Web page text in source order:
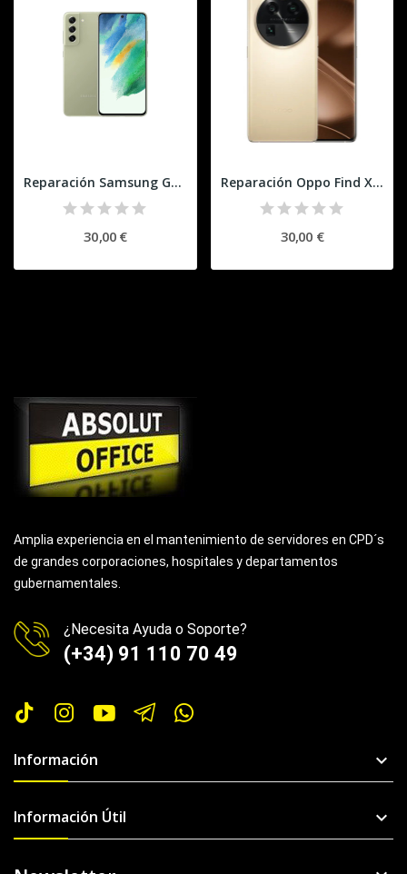
Reparación Samsung Galaxy S21 FE (base)
30,00 €
Reparación Oppo Find X6 (base)
30,00 €
Amplia experiencia en el mantenimiento de servidores en CPD´s
de grandes corporaciones, hospitales y departamentos
gubernamentales.
¿Necesita Ayuda o Soporte?
(+34) 91 110 70 49
Información 
Información Útil 